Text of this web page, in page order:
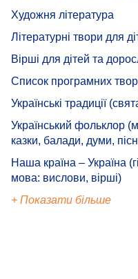
Художня література
Літературні твори для
Вірші для дітей та
Список програмних
Українські традиції
Український фольклор
казки, балади, думи,
Наша країна – Україна
мова: вислови, вірші)
+ Показати більше